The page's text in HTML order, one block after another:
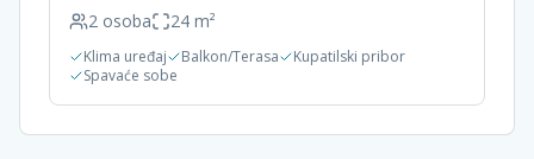
2 osoba 24 m²
Klima uređaj Balkon/Terasa
Kupatilski pribor
Spavaće sobe